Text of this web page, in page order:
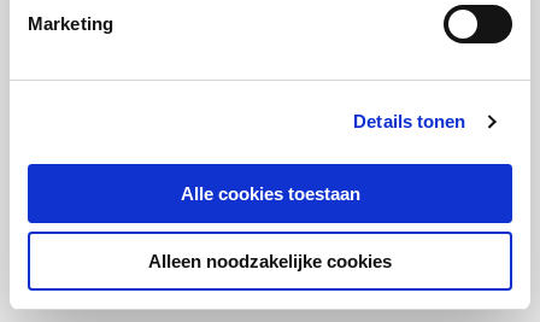
Marketing
Details tonen
Alle cookies toestaan
Alleen noodzakelijke cookies
Ook lekker